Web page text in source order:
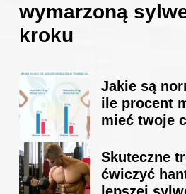
wymarzoną
kroku
Jakie są
ile procent
mieć twoje
Skuteczne
ćwiczyć
lepszej